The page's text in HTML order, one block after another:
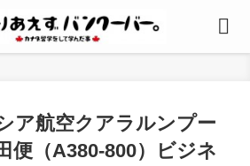
ア航空クアラルンプー
便（A380-800）ビジネ